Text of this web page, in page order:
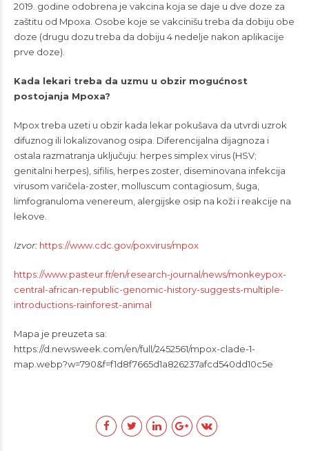
2019. godine odobrena je vakcina koja se daje u dve doze za
zaštitu od Mpoxa. Osobe koje se vakcinišu treba da dobiju obe
doze (drugu dozu treba da dobiju 4 nedelje nakon aplikacije
prve doze).
Kada lekari treba da uzmu u obzir mogućnost
postojanja Mpoxa?
Mpox treba uzeti u obzir kada lekar pokušava da utvrdi uzrok
difuznog ili lokalizovanog osipa. Diferencijalna dijagnoza i
ostala razmatranja uključuju: herpes simplex virus (HSV;
genitalni herpes), sifilis, herpes zoster, diseminovana infekcija
virusom varičela-zoster, molluscum contagiosum, šuga,
limfogranuloma venereum, alergijske osip na koži i reakcije na
lekove.
Izvor: https://www.cdc.gov/poxvirus/mpox
https://www.pasteur.fr/en/research-journal/news/monkeypox-
central-african-republic-genomic-history-suggests-multiple-
introductions-rainforest-animal
Mapa je preuzeta sa:
https://d.newsweek.com/en/full/2452561/mpox-clade-1-
map.webp?w=790&f=f1d8f7665d1a826237afcd540dd10c5e